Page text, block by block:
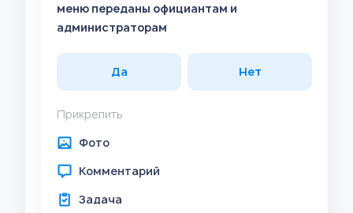
меню переданы официантам и
администраторам
Да Нет
Прикрепить
Фото
Комментарий
Задача